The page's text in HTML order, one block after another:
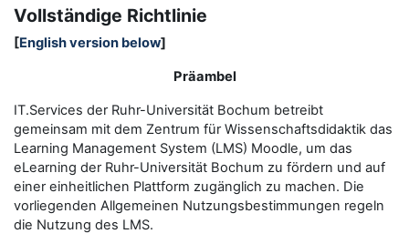
Vollständige Richtlinie
[English version below]
Präambel
IT.Services der Ruhr-Universität Bochum betreibt
gemeinsam mit dem Zentrum für Wissenschaftsdidaktik das
Learning Management System (LMS) Moodle, um das
eLearning der Ruhr-Universität Bochum zu fördern und auf
einer einheitlichen Plattform zugänglich zu machen. Die
vorliegenden Allgemeinen Nutzungsbestimmungen regeln
die Nutzung des LMS.